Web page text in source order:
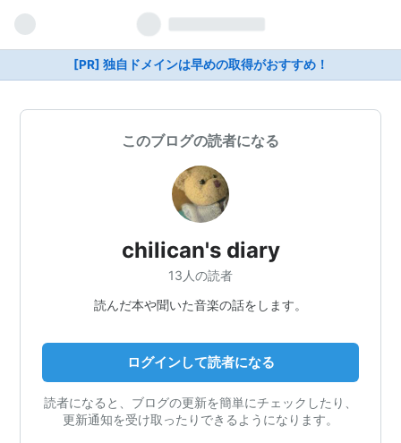
[PR] 独自ドメインは早めの取得がおすすめ！
このブログの読者になる
chilican's diary
13人の読者
読んだ本や聞いた音楽の話をします。
ログインして読者になる
読者になると、ブログの更新を簡単にチェックしたり、
更新通知を受け取ったりできるようになります。